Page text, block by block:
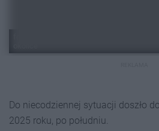
Do niecodziennej sytuacji doszło
2025 roku, po południu.